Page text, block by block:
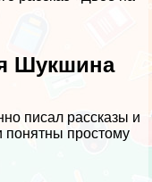
Шукшина
писал рассказы и
понятны простому